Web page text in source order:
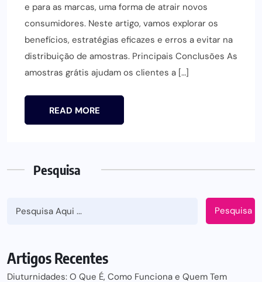
e para as marcas, uma forma de atrair novos
consumidores. Neste artigo, vamos explorar os
benefícios, estratégias eficazes e erros a evitar na
distribuição de amostras. Principais Conclusões As
amostras grátis ajudam os clientes a […]
READ MORE
Pesquisa
Pesquisa
Artigos Recentes
Diuturnidades: O Que É, Como Funciona e Quem Tem